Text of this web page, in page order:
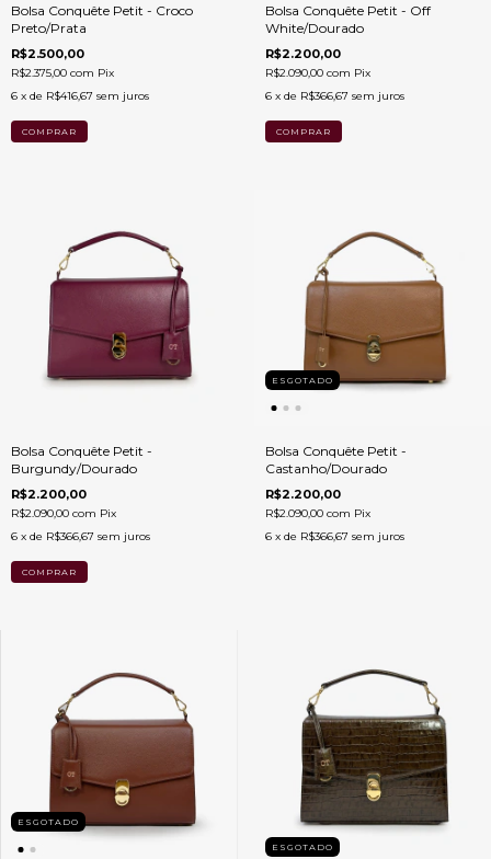
Bolsa Conquête Petit - Croco
Preto/Prata
R$2.500,00
R$2.375,00 com Pix
6 x de R$416,67 sem juros
Bolsa Conquête Petit - Off
White/Dourado
R$2.200,00
R$2.090,00 com Pix
6 x de R$366,67 sem juros
Bolsa Conquête Petit -
Burgundy/Dourado
R$2.200,00
R$2.090,00 com Pix
6 x de R$366,67 sem juros
ESGOTADO
Bolsa Conquête Petit -
Castanho/Dourado
R$2.200,00
R$2.090,00 com Pix
6 x de R$366,67 sem juros
ESGOTADO
ESGOTADO